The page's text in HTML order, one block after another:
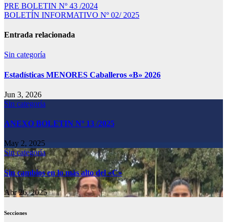
Navegación
de
entradas
PRE BOLETIN Nº 43 /2024
BOLETÍN INFORMATIVO Nº 02/ 2025
Entrada relacionada
Sin categoría
Estadísticas MENORES Caballeros «B» 2026
Jun 3, 2026
Sin categoría
ANEXO BOLETIN Nº 13 /2025
May 2, 2025
Sin categoría
Sin cambios en lo más alto del «C»
Abr 26, 2025
Secciones